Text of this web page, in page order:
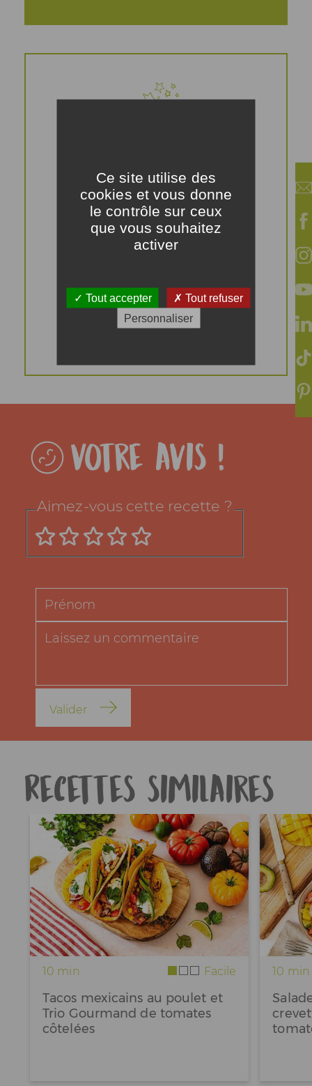
Astuces
Si vous ne trouvez pas
de stracciatella, vous
burrata classique que
vous étalerez à la
cuillère.
Votre avis !
Aimez-vous cette recette ?
Valider
Recettes similaires
10 min Facile
Tacos mexicains au poulet et
Trio Gourmand de tomates
côtelées
10 min
Ce site utilise des
cookies et vous donne
le contrôle sur ceux
que vous souhaitez
activer
Tout accepter
Tout refuser
Personnaliser